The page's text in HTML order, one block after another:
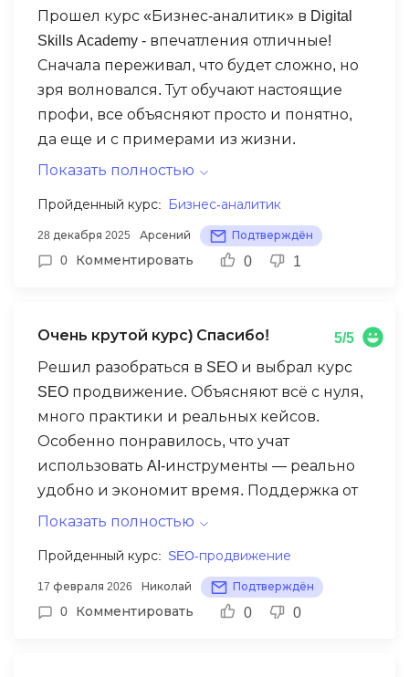
Прошел курс «Бизнес-аналитик» в Digital
Skills Academy - впечатления отличные!
Сначала переживал, что будет сложно, но
зря волновался. Тут обучают настоящие
профи, все объясняют просто и понятно,
да еще и с примерами из жизни.
Практика вообще огонь - занимаемся на
погружённым в настоящую рабочую
атмосферу. Освоил крутые инструменты
для анализа данных, научился рисовать
Показать полностью
Пройденный курс: Бизнес-аналитик
28 декабря 2025 Арсений Подтверждён
0 Комментировать 0 1
Очень крутой курс) Спасибо!
5/5
Решил разобраться в SEO и выбрал курс
SEO продвижение. Объясняют всё с нуля,
много практики и реальных кейсов.
Особенно понравилось, что учат
использовать AI-инструменты — реально
удобно и экономит время. Поддержка от
экспертов отличная, всегда помогут
вести SEO-продвижение и вижу первые
результаты. Рекомендую всем, кто хочет
освоить SEO с нуля!
Показать полностью
Пройденный курс: SEO-продвижение
17 февраля 2026 Николай Подтверждён
0 Комментировать 0 0